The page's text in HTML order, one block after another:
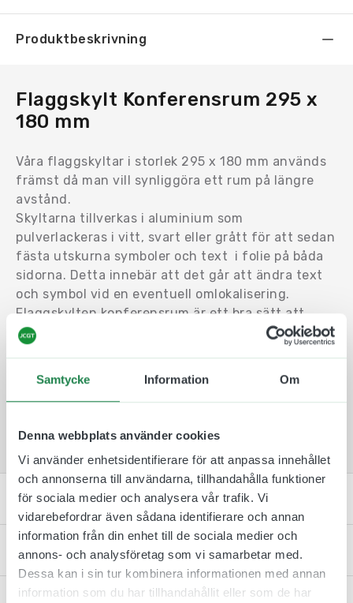
Samtycke Information Om
Denna webbplats använder cookies
Vi använder enhetsidentifierare för att anpassa innehållet
och annonserna till användarna, tillhandahålla funktioner
för sociala medier och analysera vår trafik. Vi
vidarebefordrar även sådana identifierare och annan
information från din enhet till de sociala medier och
annons- och analysföretag som vi samarbetar med.
Dessa kan i sin tur kombinera informationen med annan
information som du har tillhandahållit eller som de har
Produktbeskrivning
Flaggskylt Konferensrum 295 x
180 mm
Våra flaggskyltar i storlek 295 x 180 mm används
främst då man vill synliggöra ett rum på längre
avstånd.
Skyltarna tillverkas i aluminium som
pulverlackeras i vitt, svart eller grått för att sedan
fästa utskurna symboler och text i folie på båda
sidorna. Detta innebär att det går att ändra text
och symbol vid en eventuell omlokalisering.
Flaggskylten konferensrum är ett bra sätt att
märka upp så att man lätt hittar. Tack vara att
skylten har formen av en flagga och sticker ut
håll. Flaggskylten är lätt att montera upp. Med
hjälp av dubbelhäftande tejp, skruv och plugg så
Specifikation
Monteringsinstruktion